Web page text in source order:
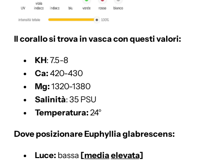
Il corallo si trova in vasca con questi valori:
KH: 7.5-8
Ca: 420-430
Mg: 1320-1380
Salinità: 35 PSU
Temperatura: 24°
Dove posizionare Euphyllia glabrescens:
Luce: bassa [media elevata]